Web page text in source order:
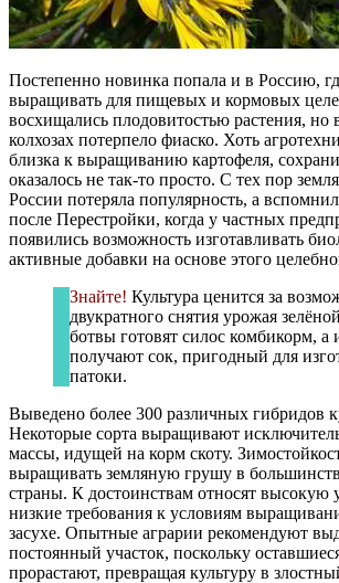
Постепенно новинка попала и в Россию,
выращивать для пищевых и кормовых
восхищались плодовитостью растения, но
колхозах потерпело фиаско. Хоть
близка к выращиванию картофеля,
оказалось не так-то просто. С тех пор
России потеряла популярность, а
после Перестройки, когда у частных
появились возможность изготавливать
активные добавки на основе этого
Знайте! Культура ценится за
двукратного снятия урожая
ботвы готовят силос комбикорм, а
получают сок, пригодный для
патоки.
Выведено более 300 различных гибридов
Некоторые сорта выращивают
массы, идущей на корм скоту.
выращивать земляную грушу в
страны. К достоинствам относят высокую
низкие требования к условиям
засухе. Опытные аграрии рекомендуют
постоянный участок, поскольку
прорастают, превращая культуру в